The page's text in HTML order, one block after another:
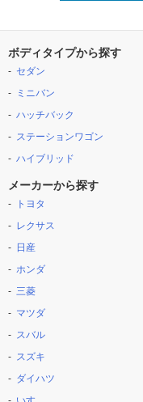
ボディタイプから探す
セダン
ミニバン
ハッチバック
ステーションワゴン
ハイブリッド
メーカーから探す
トヨタ
レクサス
日産
ホンダ
三菱
マツダ
スバル
スズキ
ダイハツ